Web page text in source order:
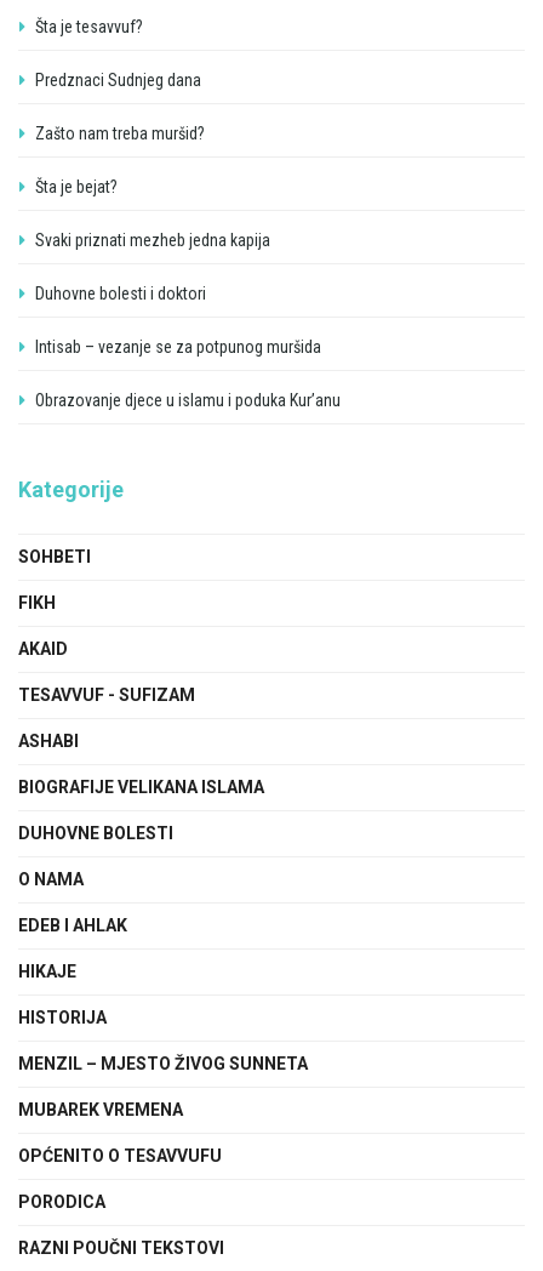
Šta je tesavvuf?
Predznaci Sudnjeg dana
Zašto nam treba muršid?
Šta je bejat?
Svaki priznati mezheb jedna kapija
Duhovne bolesti i doktori
Intisab – vezanje se za potpunog muršida
Obrazovanje djece u islamu i poduka Kur’anu
Kategorije
SOHBETI
FIKH
AKAID
TESAVVUF - SUFIZAM
ASHABI
BIOGRAFIJE VELIKANA ISLAMA
DUHOVNE BOLESTI
O NAMA
EDEB I AHLAK
HIKAJE
HISTORIJA
MENZIL – MJESTO ŽIVOG SUNNETA
MUBAREK VREMENA
OPĆENITO O TESAVVUFU
PORODICA
RAZNI POUČNI TEKSTOVI